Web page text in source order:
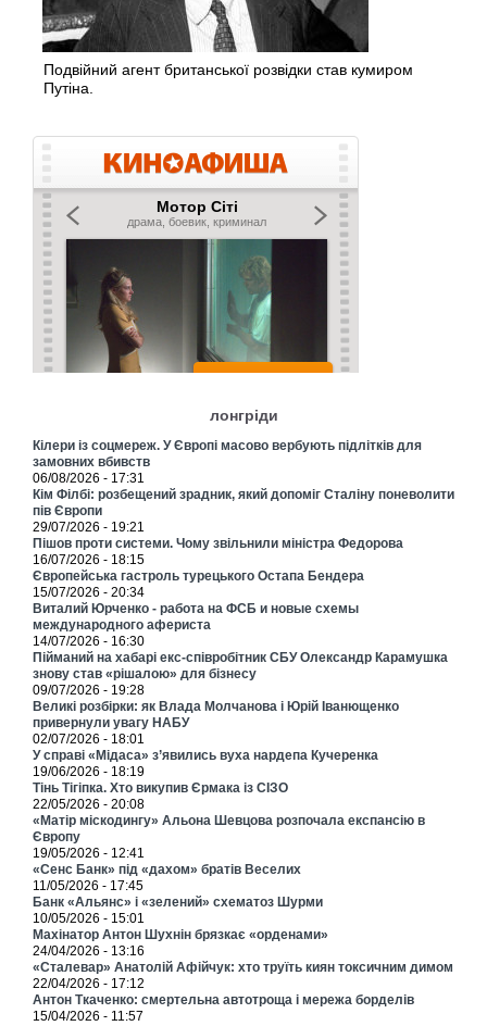
Подвійний агент британської розвідки став кумиром
Путіна.
лонгріди
Кілери із соцмереж. У Європі масово вербують підлітків для
замовних вбивств
06/08/2026 - 17:31
Кім Філбі: розбещений зрадник, який допоміг Сталіну поневолити
пів Європи
29/07/2026 - 19:21
Пішов проти системи. Чому звільнили міністра Федорова
16/07/2026 - 18:15
Європейська гастроль турецького Остапа Бендера
15/07/2026 - 20:34
Виталий Юрченко - работа на ФСБ и новые схемы
международного афериста
14/07/2026 - 16:30
Пійманий на хабарі екс-співробітник СБУ Олександр Карамушка
знову став «рішалою» для бізнесу
09/07/2026 - 19:28
Великі розбірки: як Влада Молчанова і Юрій Іванющенко
привернули увагу НАБУ
02/07/2026 - 18:01
У справі «Мідаса» з’явились вуха нардепа Кучеренка
19/06/2026 - 18:19
Тінь Тігіпка. Хто викупив Єрмака із СІЗО
22/05/2026 - 20:08
«Матір міскодингу» Альона Шевцова розпочала експансію в
Європу
19/05/2026 - 12:41
«Сенс Банк» під «дахом» братів Веселих
11/05/2026 - 17:45
Банк «Альянс» і «зелений» схематоз Шурми
10/05/2026 - 15:01
Махінатор Антон Шухнін брязкає «орденами»
24/04/2026 - 13:16
«Сталевар» Анатолій Афійчук: хто труїть киян токсичним димом
22/04/2026 - 17:12
Антон Ткаченко: смертельна автотроща і мережа борделів
15/04/2026 - 11:57